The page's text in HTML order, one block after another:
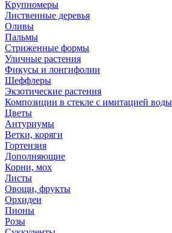
Крупномеры
Лиственные деревья
Оливы
Пальмы
Стриженные формы
Уличные растения
Фикусы и лонгифолии
Шеффлеры
Экзотические растения
Композиции в стекле с имитацией
Цветы
Антуриумы
Ветки, коряги
Гортензия
Дополняющие
Корни, мох
Листы
Овощи, фрукты
Орхидеи
Пионы
Розы